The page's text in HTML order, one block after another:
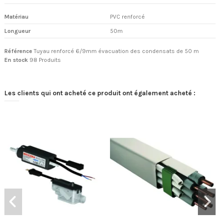
Matériau PVC renforcé
Longueur 50m
Référence Tuyau renforcé 6/9mm évacuation des condensats de 50 m
En stock 98 Produits
Les clients qui ont acheté ce produit ont également acheté :